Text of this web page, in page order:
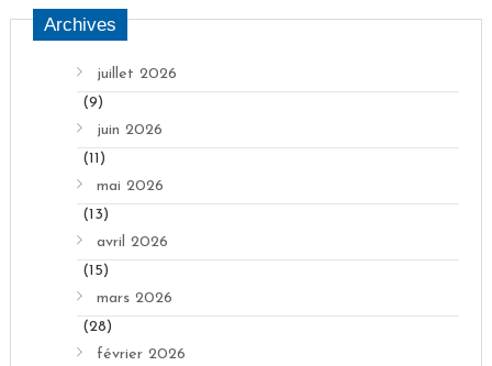
Archives
juillet 2026
(9)
juin 2026
(11)
mai 2026
(13)
avril 2026
(15)
mars 2026
(28)
février 2026